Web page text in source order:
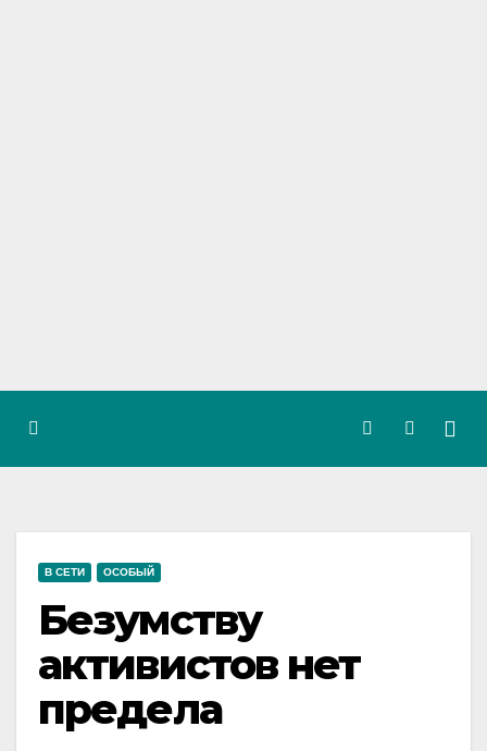
В СЕТИ ОСОБЫЙ
Безумству
активистов нет
предела